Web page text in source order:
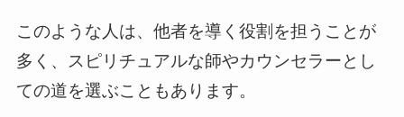
このような人は、他者を導く役割を担うことが
多く、スピリチュアルな師やカウンセラーとし
ての道を選ぶこともあります。